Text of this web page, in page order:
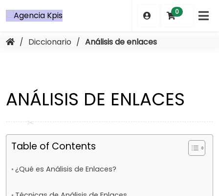
al
0
/ Diccionario / Análisis de enlaces
ANÁLISIS DE ENLACES
Table of Contents
¿Qué es Análisis de Enlaces?